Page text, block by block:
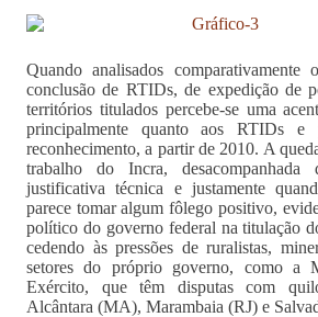
Quando analisados comparativamente
conclusão de RTIDs, de expedição de
territórios titulados percebe-se uma
principalmente quanto aos RTIDs e
reconhecimento, a partir de 2010. A
trabalho do Incra, desacompanhada
justificativa técnica e justamente
parece tomar algum fôlego positivo,
político do governo federal na titulação
cedendo às pressões de ruralistas,
setores do próprio governo, como a
Exército, que têm disputas com
Alcântara (MA), Marambaia (RJ) e